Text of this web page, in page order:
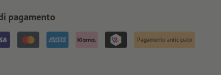
pagamento
Pagamento anticipato